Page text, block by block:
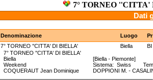
7° TORNEO
Dati
Denominazione Luogo
Pr
7° TORNEO ''CITTA' DI BIELLA' Biella
BI
7° TORNEO ''CITTA' DI BIELLA'
Biella
[Biella - Piemonte]
Weekend
Sistema: Swiss
COQUERAUT Jean Dominique DOPPIONI M. -